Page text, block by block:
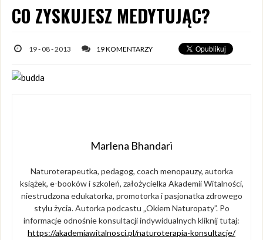
CO ZYSKUJESZ MEDYTUJĄC?
19 - 08 - 2013 19 KOMENTARZY
Marlena Bhandari
Naturoterapeutka, pedagog, coach menopauzy, autorka
książek, e-booków i szkoleń, założycielka Akademii Witalności,
niestrudzona edukatorka, promotorka i pasjonatka zdrowego
stylu życia. Autorka podcastu „Okiem Naturopaty”. Po
informacje odnośnie konsultacji indywidualnych kliknij tutaj:
https://akademiawitalnosci.pl/naturoterapia-konsultacje/